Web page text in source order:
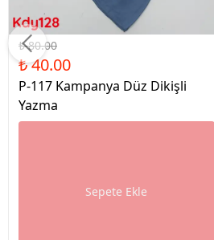
%50 İndirim
₺ 80.00
₺ 40.00
P-117 Kampanya Düz Dikişli
Yazma
Sepete Ekle